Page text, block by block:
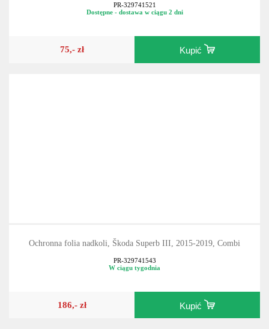
PR-329741521
Dostępne - dostawa w ciągu 2 dni
75,- zł Kupić
Ochronna folia nadkoli, Škoda Superb III, 2015-2019, Combi
PR-329741543
W ciągu tygodnia
186,- zł Kupić